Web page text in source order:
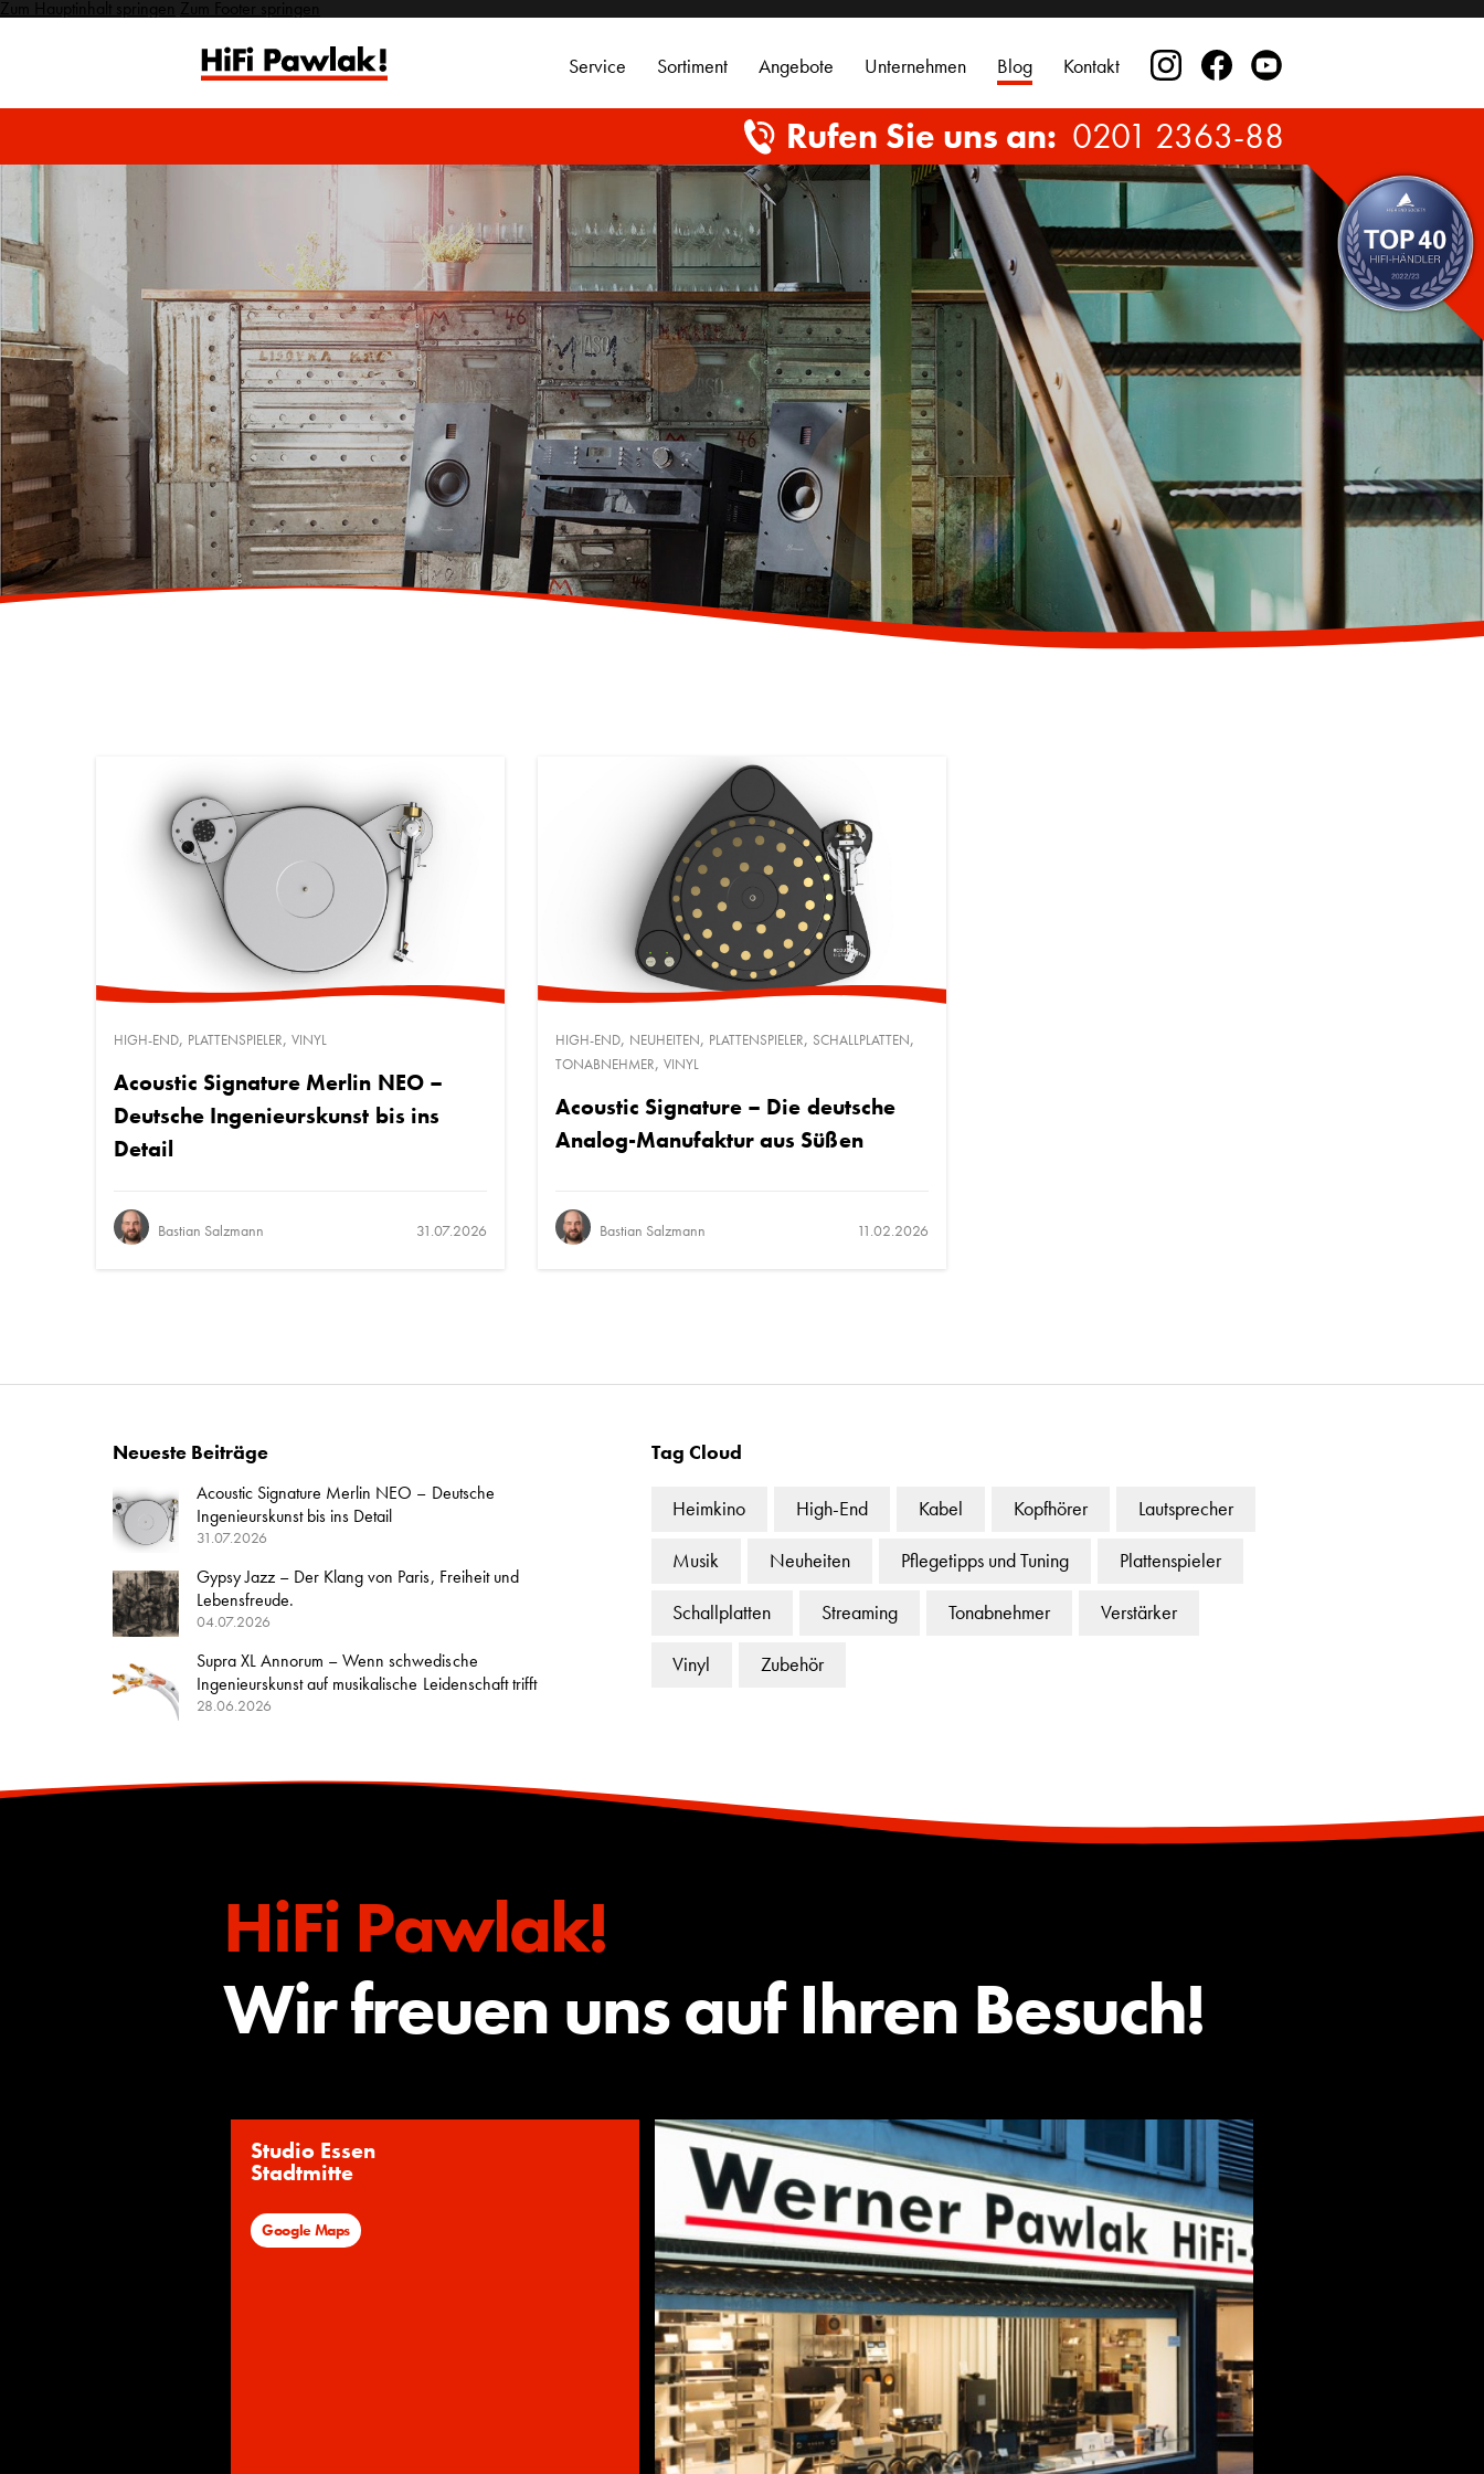
Zum Hauptinhalt springen Zum Footer springen
Service Sortiment Angebote Unternehmen Blog Kontakt
Rufen Sie uns an: 0201 2363-88
HIGH-END, PLATTENSPIELER, VINYL
Acoustic Signature Merlin NEO –
Deutsche Ingenieurskunst bis ins
Detail
Bastian Salzmann 31.07.2026
HIGH-END, NEUHEITEN, PLATTENSPIELER, SCHALLPLATTEN,
TONABNEHMER, VINYL
Acoustic Signature – Die deutsche
Analog-Manufaktur aus Süßen
Bastian Salzmann 11.02.2026
Neueste Beiträge
Acoustic Signature Merlin NEO – Deutsche
Ingenieurskunst bis ins Detail
31.07.2026
Gypsy Jazz – Der Klang von Paris, Freiheit und
Lebensfreude.
04.07.2026
Supra XL Annorum – Wenn schwedische
Ingenieurskunst auf musikalische Leidenschaft trifft
28.06.2026
Tag Cloud
Heimkino High-End Kabel Kopfhörer Lautsprecher
Musik Neuheiten Pflegetipps und Tuning Plattenspieler
Schallplatten Streaming Tonabnehmer Verstärker
Vinyl Zubehör
HiFi Pawlak!
Wir freuen uns auf Ihren Besuch!
Studio Essen
Stadtmitte
Google Maps